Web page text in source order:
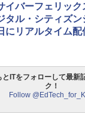
ThinkFun ボード
メイズ」 配線回
日本語説明書付 8
スマス
モルカ: 原子・分
ーム
イバーフェリッ
タル・シティズ
にリアルタイム配
とITをフォローして最新
ク！
Follow